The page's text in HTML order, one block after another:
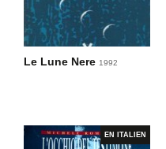
Le Lune Nere 1992
EN ITALIEN